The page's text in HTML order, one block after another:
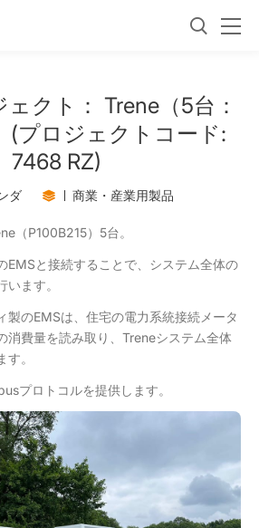
クト： Trene（5台：
(プロジェクトコード:
7468 RZ)
ダ 商業・産業用製品
（P100B215）5台。
EMSと接続することで、システム全体の
ます。
製のEMSは、住宅の電力系統接続メータ
消費量を読み取り、Treneシステム全体
。
プロトコルを提供します。